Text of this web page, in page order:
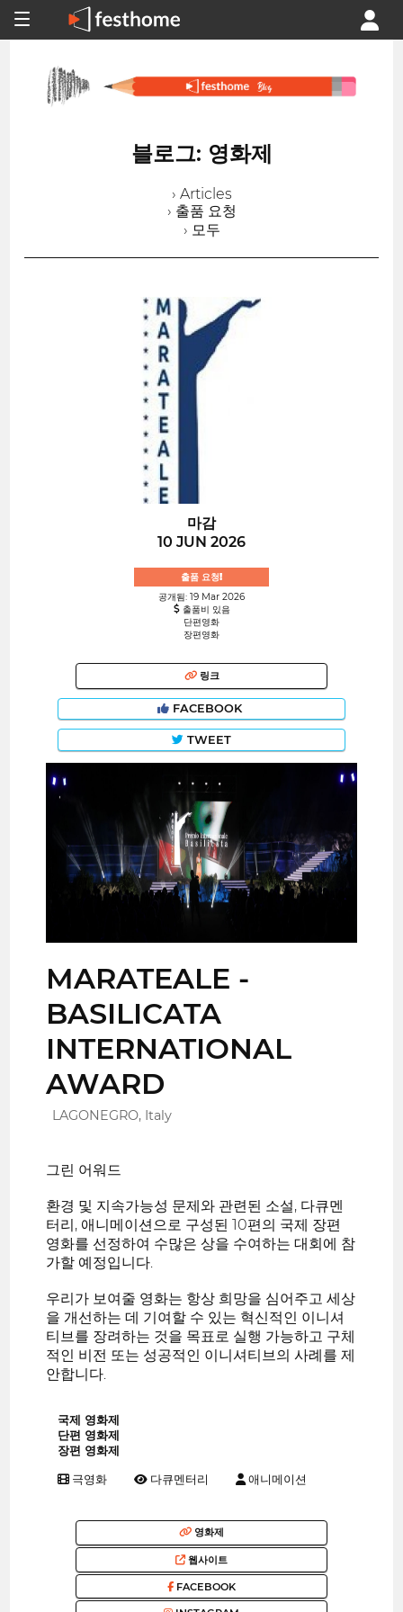
블로그: 영화제
› Articles
› 출품 요청
› 모두
마감
10 JUN 2026
출품 요청!
공개됨: 19 Mar 2026
출품비 있음
단편영화
장편영화
링크
FACEBOOK
TWEET
MARATEALE -
BASILICATA
INTERNATIONAL
AWARD
LAGONEGRO, Italy
그린 어워드
환경 및 지속가능성 문제와 관련된 소설, 다큐멘
터리, 애니메이션으로 구성된 10편의 국제 장편
영화를 선정하여 수많은 상을 수여하는 대회에 참
가할 예정입니다.
우리가 보여줄 영화는 항상 희망을 심어주고 세상
을 개선하는 데 기여할 수 있는 혁신적인 이니셔
티브를 장려하는 것을 목표로 실행 가능하고 구체
적인 비전 또는 성공적인 이니셔티브의 사례를 제
안합니다.
국제 영화제
단편 영화제
장편 영화제
극영화 다큐멘터리 애니메이션
영화제
웹사이트
FACEBOOK